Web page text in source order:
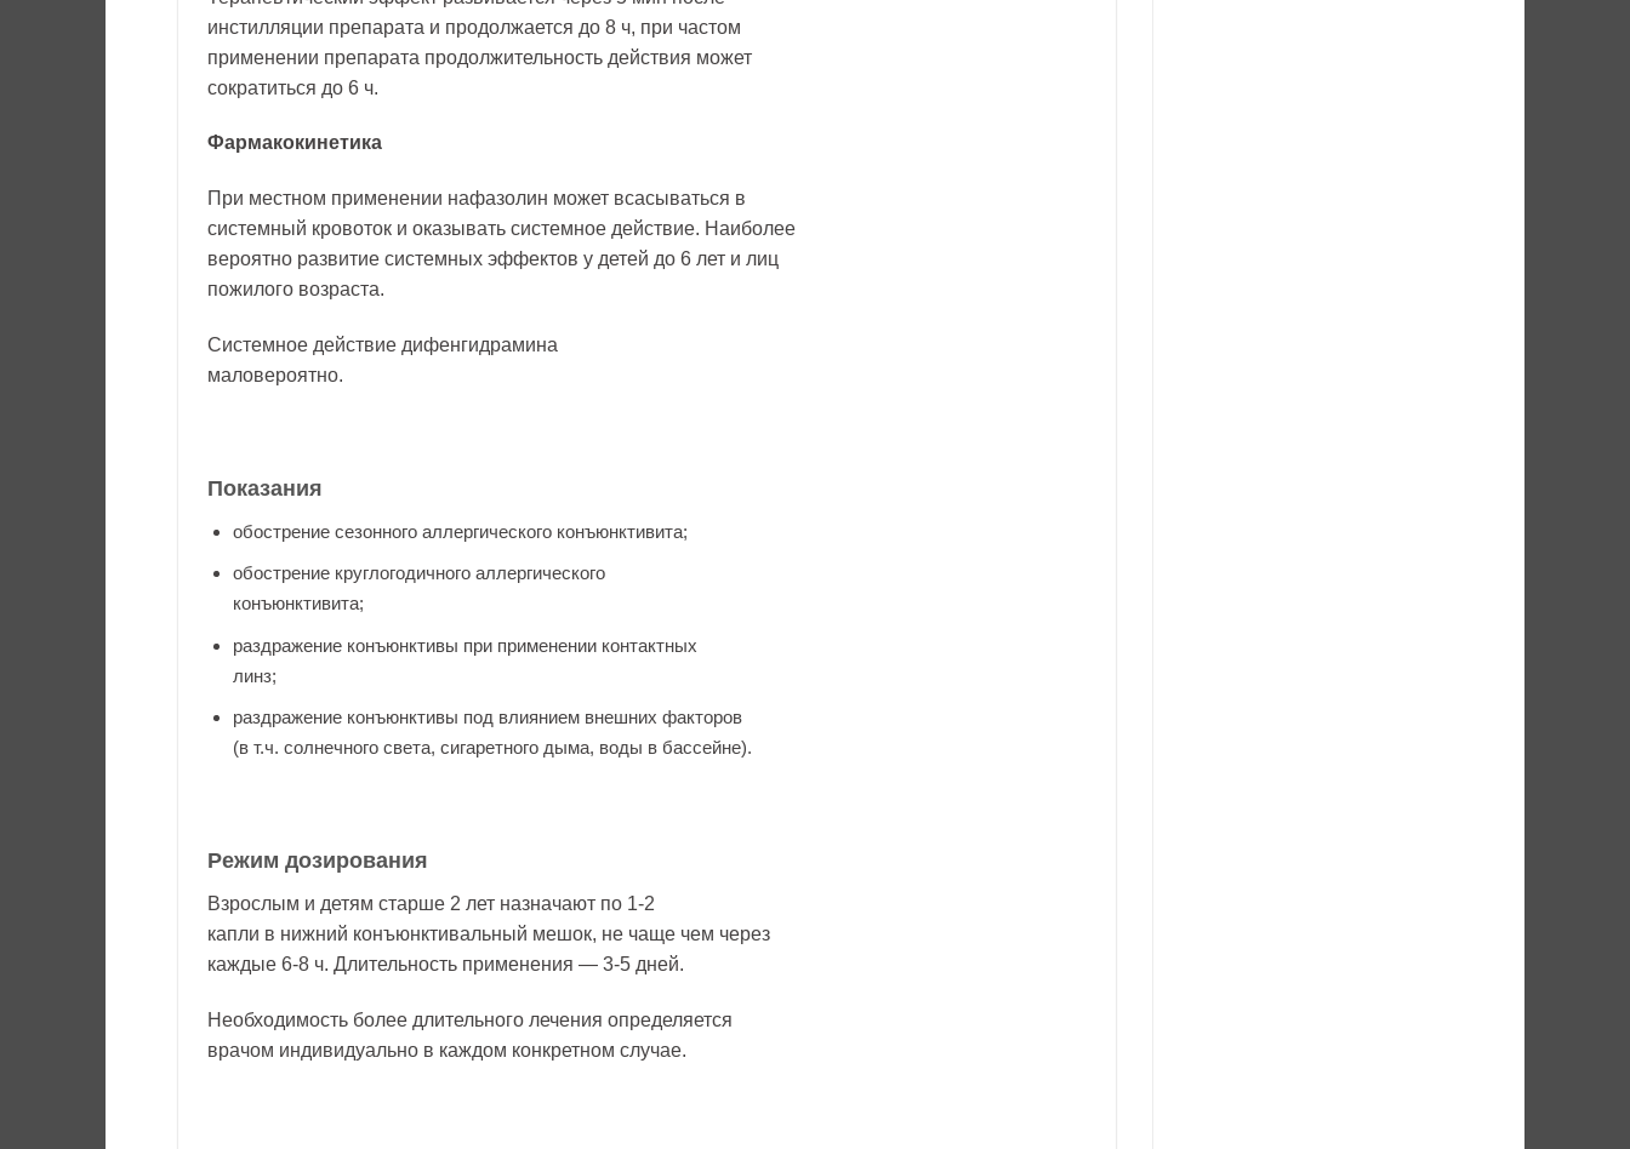
инстилляции препарата и продолжается до 8 ч, при частом
применении препарата продолжительность действия может
сократиться до 6 ч.
Фармакокинетика
При местном применении нафазолин может всасываться в
системный кровоток и оказывать системное действие. Наиболее
вероятно развитие системных эффектов у детей до 6 лет и лиц
пожилого возраста.
Системное действие дифенгидрамина
маловероятно.
Показания
обострение сезонного аллергического конъюнктивита;
обострение круглогодичного аллергического
конъюнктивита;
раздражение конъюнктивы при применении контактных
линз;
раздражение конъюнктивы под влиянием внешних факторов
(в т.ч. солнечного света, сигаретного дыма, воды в бассейне).
Режим дозирования
Взрослым и детям старше 2 лет назначают по 1-2
капли в нижний конъюнктивальный мешок, не чаще чем через
каждые 6-8 ч. Длительность применения — 3-5 дней.
Необходимость более длительного лечения определяется
врачом индивидуально в каждом конкретном случае.